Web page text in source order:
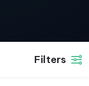
Filters